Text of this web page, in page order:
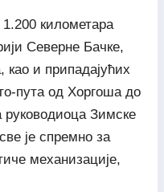
1.200 километара
Северне Бачке,
и припадајућих
пута од Хоргоша до
Зимске
је спремно за
механизације,